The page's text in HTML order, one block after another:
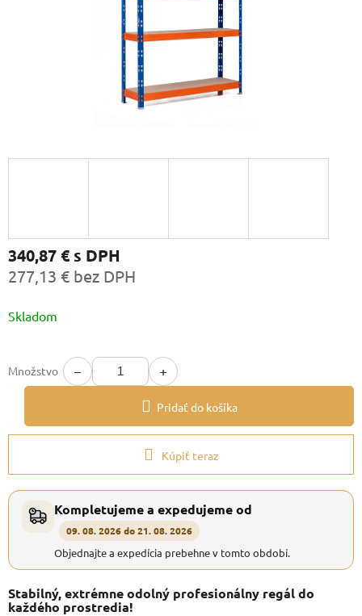
340,87 €s DPH
277,13 € bez DPH
cena:
Skladom
Množstvo − +
Pridať do košíka
Kúpiť teraz
Kompletujeme a expedujeme od
09. 08. 2026 do 21. 08. 2026
Objednajte a expedícia prebehne v tomto období.
Stabilný, extrémne odolný profesionálny regál do
každého prostredia!